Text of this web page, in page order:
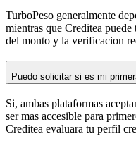
TurboPeso generalmente
mientras que Creditea
del monto y la verificacion
Puedo solicitar si es mi
Si, ambas plataformas
ser mas accesible para
Creditea evaluara tu perfil